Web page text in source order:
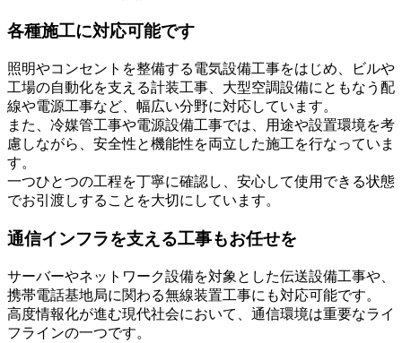
各種施工に対応可能です
照明やコンセントを整備する電気設備工事をはじめ、ビルや
工場の自動化を支える計装工事、大型空調設備にともなう配
線や電源工事など、幅広い分野に対応しています。
また、冷媒管工事や電源設備工事では、用途や設置環境を考
慮しながら、安全性と機能性を両立した施工を行なっていま
す。
一つひとつの工程を丁寧に確認し、安心して使用できる状態
でお引渡しすることを大切にしています。
通信インフラを支える工事もお任せを
サーバーやネットワーク設備を対象とした伝送設備工事や、
携帯電話基地局に関わる無線装置工事にも対応可能です。
高度情報化が進む現代社会において、通信環境は重要なライ
フラインの一つです。